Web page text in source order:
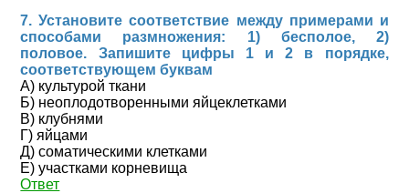
7. Установите соответствие между примерами и
способами размножения: 1) бесполое, 2)
половое. Запишите цифры 1 и 2 в порядке,
соответствующем буквам
А) культурой ткани
Б) неоплодотворенными яйцеклетками
В) клубнями
Г) яйцами
Д) соматическими клетками
Е) участками корневища
Ответ